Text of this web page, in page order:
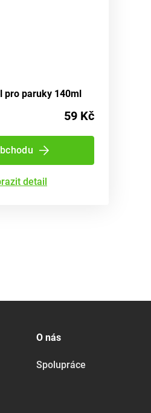
pro paruky 140ml
59 Kč
detail
O nás
Spolupráce